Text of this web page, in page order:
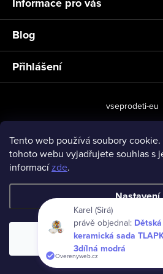
Tento web používá soubory
tohoto webu vyjadřujete souhlas s
informacízde.
Nastavení
Souhlasím
Blog
Přihlášení
vseprodeti-eu
Copyright 2026www.vseprodeti.eu.
Karel (Sirá)
právě objednal:
keramická sada
3dílná modrá
Overenyweb.cz